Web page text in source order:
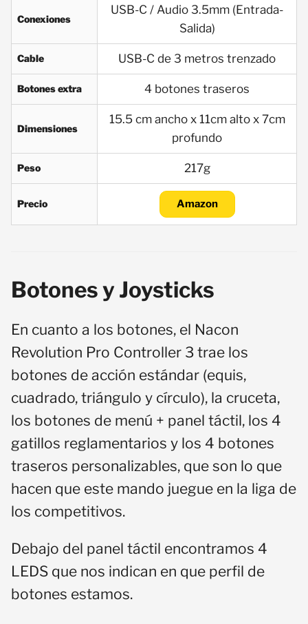
Conexiones
USB-C / Audio 3.5mm (Entrada-
Salida)
Cable USB-C de 3 metros trenzado
Botones extra 4 botones traseros
Dimensiones
15.5 cm ancho x 11cm alto x 7cm
profundo
Peso 217g
Precio Amazon
Botones y Joysticks
En cuanto a los botones, el Nacon
Revolution Pro Controller 3 trae los
botones de acción estándar (equis,
cuadrado, triángulo y círculo), la cruceta,
los botones de menú + panel táctil, los 4
gatillos reglamentarios y los 4 botones
traseros personalizables, que son lo que
hacen que este mando juegue en la liga de
los competitivos.
Debajo del panel táctil encontramos 4
LEDS que nos indican en que perfil de
botones estamos.